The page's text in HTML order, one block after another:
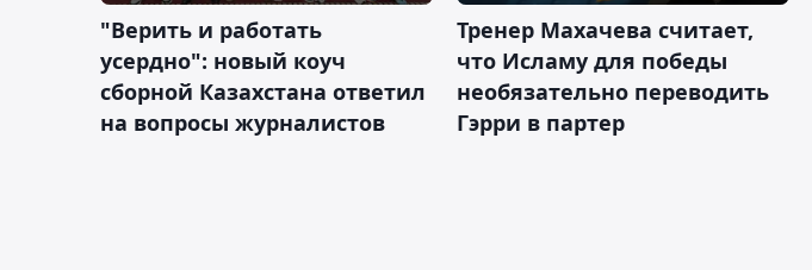
"Верить и работать
усердно": новый коуч
сборной Казахстана ответил
на вопросы журналистов
Тренер Махачева считает,
что Исламу для победы
необязательно переводить
Гэрри в партер